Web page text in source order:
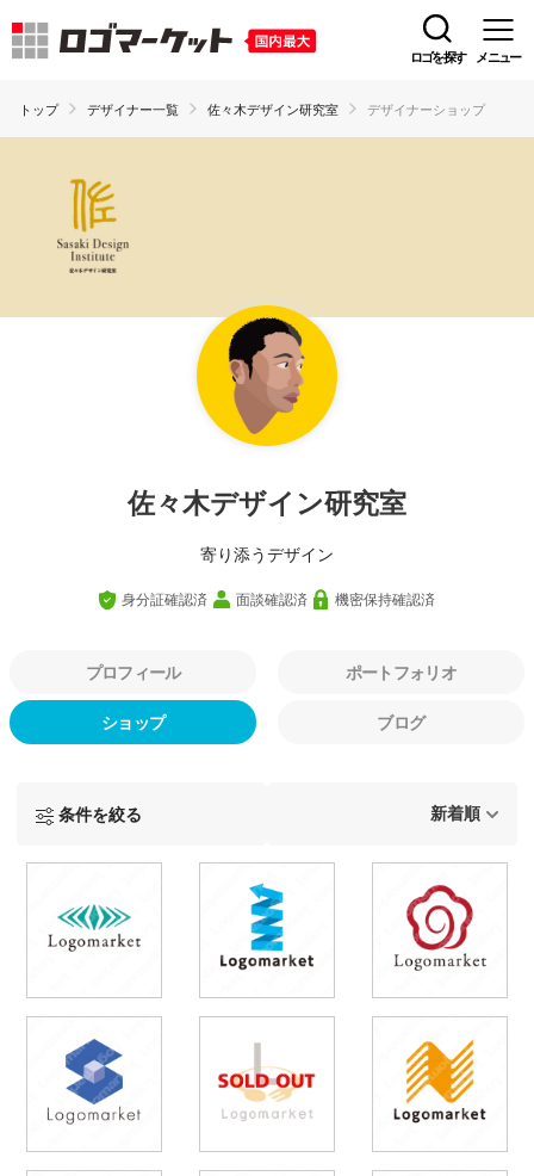
ロゴを探す メニュー
トップ デザイナー一覧 佐々木デザイン研究室 デザイナーショップ
佐々木デザイン研究室
寄り添うデザイン
身分証確認済 面談確認済 機密保持確認済
プロフィール ポートフォリオ
ショップ ブログ
条件を絞る